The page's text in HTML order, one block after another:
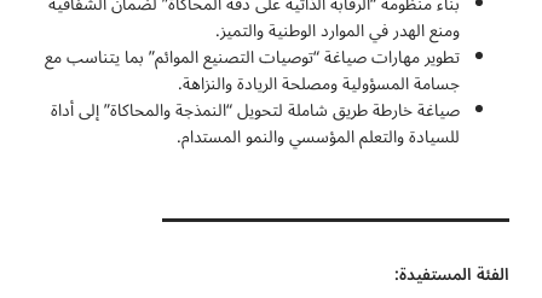
ومنع الهدر في الموارد الوطنية والتميز.
تطوير مهارات صياغة “توصيات التصنيع الموائم” بما يتناسب مع
جسامة المسؤولية ومصلحة الريادة والنزاهة.
صياغة خارطة طريق شاملة لتحويل “النمذجة والمحاكاة” إلى أداة
للسيادة والتعلم المؤسسي والنمو المستدام.
الفئة المستفيدة: